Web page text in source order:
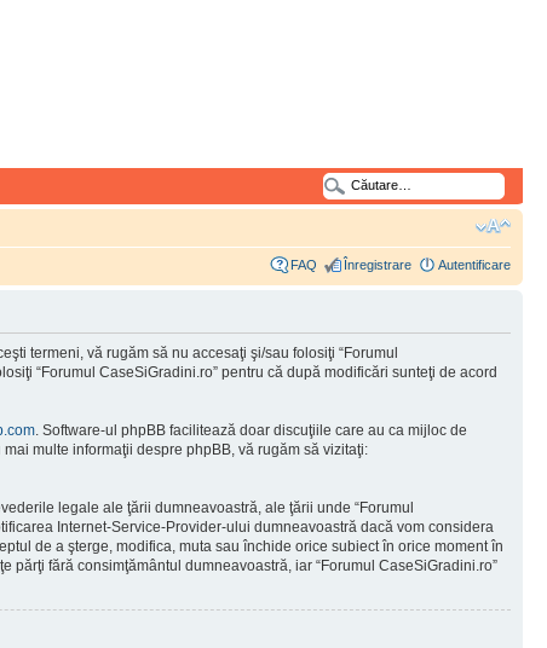
FAQ Înregistrare Autentificare
termeni, vă rugăm să nu accesaţi şi/sau folosiţi “Forumul
“Forumul CaseSiGradini.ro” pentru că după modificări sunteţi de acord
. Software-ul phpBB facilitează doar discuţiile care au ca mijloc de
multe informaţii despre phpBB, vă rugăm să vizitaţi:
legale ale ţării dumneavoastră, ale ţării unde “Forumul
Internet-Service-Provider-ului dumneavoastră dacă vom considera
de a şterge, modifica, muta sau închide orice subiect în orice moment în
fără consimţământul dumneavoastră, iar “Forumul CaseSiGradini.ro”